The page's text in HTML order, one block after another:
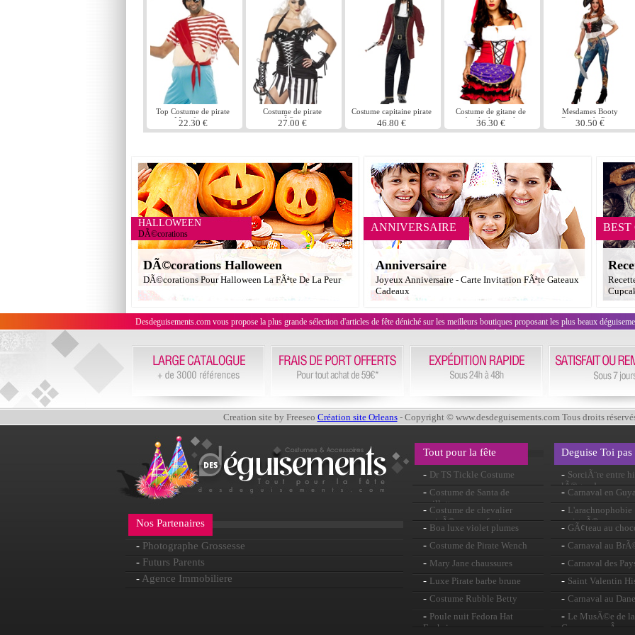
Top Costume de pirate
Mate farcie
22.30 €
Costume de pirate
maÃ®tresse
27.00 €
Costume capitaine pirate
46.80 €
Costume de gitane de
boule de cristal
36.30 €
Mesdames Booty
Costume de Pirate
30.50 €
HALLOWEEN
DÃ©corations
DÃ©corations Halloween
DÃ©corations Pour Halloween La FÃªte De La Peur
ANNIVERSAIRE
Anniversaire
Joyeux Anniversaire - Carte Invitation FÃªte Gateaux
Cadeaux
BEST
Desdeguisements.com vous propose la plus grande sélection d'articles de fête déniché sur les meilleurs boutiques proposant les plus beaux
évènement !
Creation site by Freeseo Création site Orleans- Copyright © www.desdeguisements.com Tous droits
Nos Partenaires
- Photographe Grossesse
- Futurs Parents
- Agence Immobiliere
Tout pour la fête
- Dr TS Tickle Costume
- Costume de Santa de
paillettes
- Costume de chevalier
croisÃ© pour enfants
- Boa luxe violet plumes
- Costume de Pirate Wench
- Mary Jane chaussures
- Luxe Pirate barbe brune
- Costume Rubble Betty
- Poule nuit Fedora Hat
Fuchsia
Deguise Toi pas
- SorciÃ¨re entre
lÃ©gendes
- Carnaval en
- L'arachnophobie
araignÃ©es
- GÃ¢teau au
- Carnaval au
- Carnaval des
- Saint Valentin
- Carnaval au
- Le MusÃ©e de
CarcassonneÂ :